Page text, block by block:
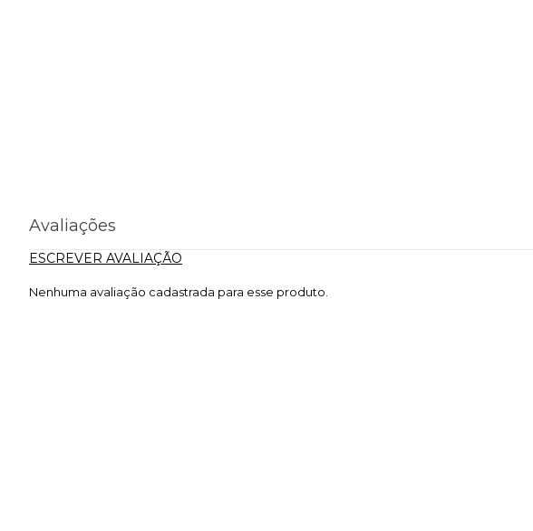
Avaliações
ESCREVER AVALIAÇÃO
Nenhuma avaliação cadastrada para esse produto.